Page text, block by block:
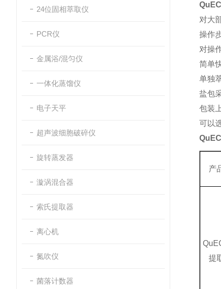
24位固相萃取仪
PCR仪
金属浴/混匀仪
一体化蒸馏仪
电子天平
超声波细胞破碎仪
旋转蒸发器
漩涡混合器
索氏提取器
离心机
氮吹仪
菌落计数器
对大
操作
对操
简单
单独
盐包
包装
可以
产
提